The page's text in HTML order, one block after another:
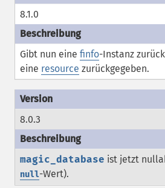
8.1.0
Gibt nun eine finfo-Instanz
eine resource zurückgegeben.
8.0.3
magic_database ist jetzt
null-Wert).